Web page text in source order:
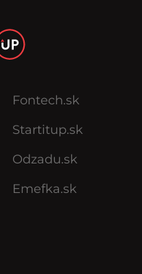
Fontech.sk
Startitup.sk
Odzadu.sk
Emefka.sk